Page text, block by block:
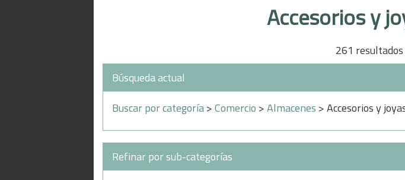
Accesorios y
261
Búsqueda actual
Buscar por categoría>Comercio >Almacenes > Accesorios y
Refinar por sub-categorías